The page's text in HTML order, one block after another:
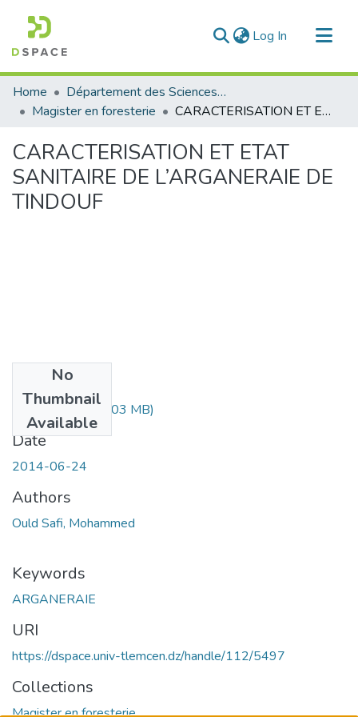
Log In (current)
Communities & Collections
All of DSpace
Home
Département des Sciences Agronomiques et Forestières
Magister en foresterie
CARACTERISATION ET ETAT SANITAIRE DE L’ARGANERAIE DE TINDOUF
CARACTERISATION ET ETAT
SANITAIRE DE L’ARGANERAIE DE
TINDOUF
No
Thumbnail
Available
these-final.pdf(4.03 MB)
Date
2014-06-24
Authors
Ould Safi, Mohammed
Keywords
ARGANERAIE
URI
https://dspace.univ-tlemcen.dz/handle/112/5497
Collections
Magister en foresterie